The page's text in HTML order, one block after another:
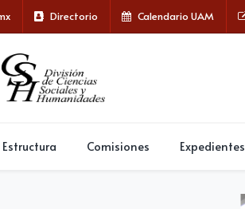
Directorio Calendario UAM
Estructura Comisiones Expedientes